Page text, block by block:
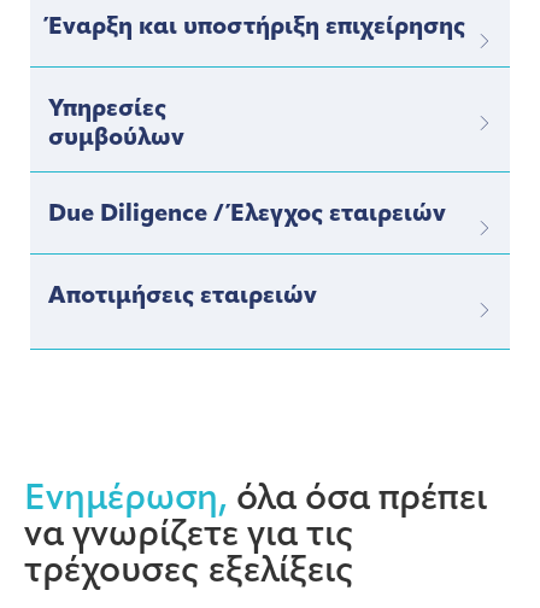
Έναρξη και υποστήριξη επιχείρησης
Υπηρεσίες
συμβούλων
Due Diligence / Έλεγχος εταιρειών
Αποτιμήσεις εταιρειών
Ενημέρωση, όλα όσα πρέπει
να γνωρίζετε για τις
τρέχουσες εξελίξεις